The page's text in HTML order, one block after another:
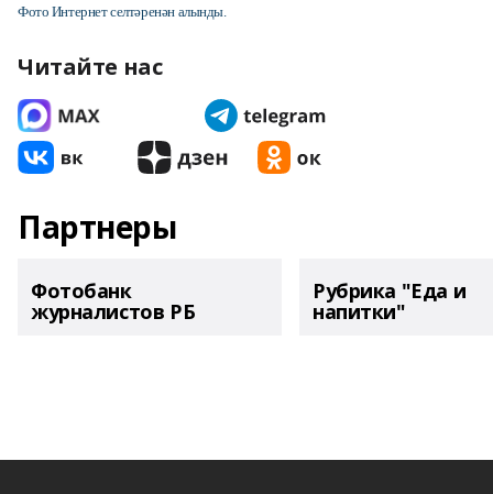
Фото Интернет селтәренән алынды.
Читайте нас
Партнеры
Фотобанк
журналистов РБ
Рубрика "Еда и
напитки"